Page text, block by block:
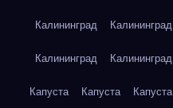
Калининград Калининград
Калининград Калининград
Капуста Капуста Капуста